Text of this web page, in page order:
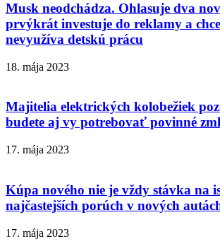
Musk neodchádza. Ohlasuje dva
prvýkrát investuje do reklamy a
nevyužíva detskú prácu
18. mája 2023
Majitelia elektrických kolobežiek
budete aj vy potrebovať povinné
17. mája 2023
Kúpa nového nie je vždy stávka na
najčastejších porúch v nových
17. mája 2023